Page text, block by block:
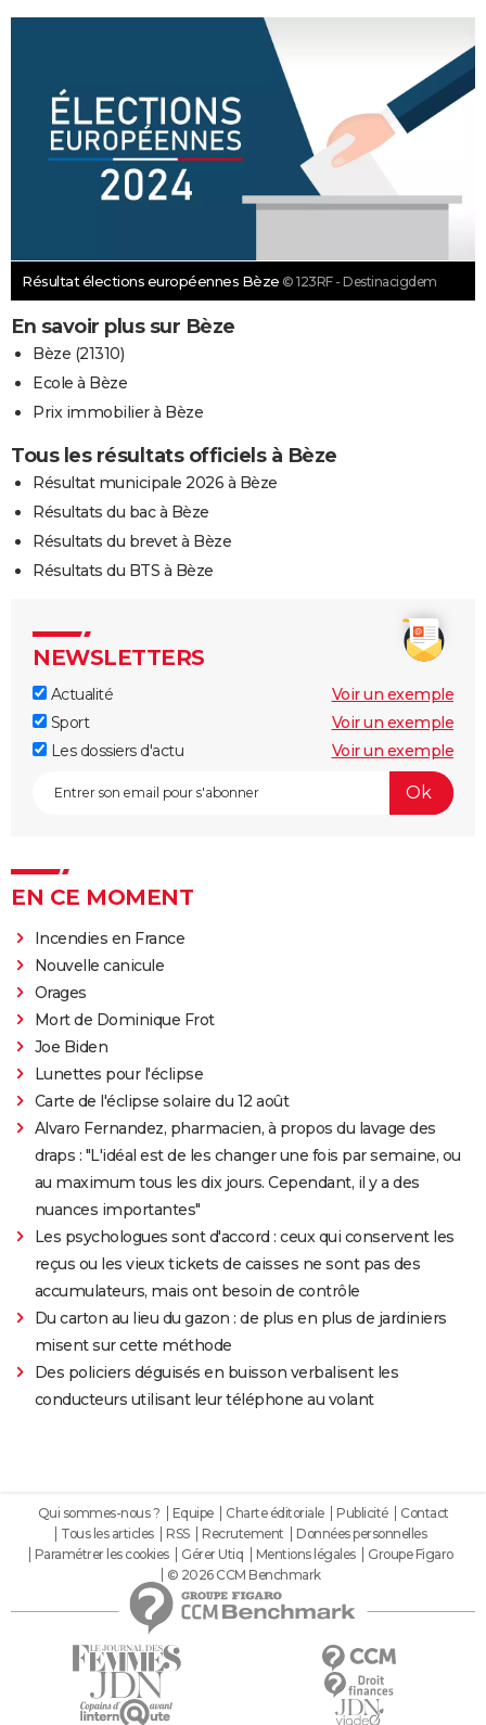
Résultat élections européennes Bèze © 123RF - Destinacigdem
En savoir plus sur Bèze
Bèze (21310)
Ecole à Bèze
Prix immobilier à Bèze
Tous les résultats officiels à Bèze
Résultat municipale 2026 à Bèze
Résultats du bac à Bèze
Résultats du brevet à Bèze
Résultats du BTS à Bèze
NEWSLETTERS
Actualité
Voir un exemple
Sport
Voir un exemple
Les dossiers d'actu
Voir un exemple
EN CE MOMENT
Incendies en France
Nouvelle canicule
Orages
Mort de Dominique Frot
Joe Biden
Lunettes pour l'éclipse
Carte de l'éclipse solaire du 12 août
Alvaro Fernandez, pharmacien, à propos du lavage des
draps : "L'idéal est de les changer une fois par semaine, ou
au maximum tous les dix jours. Cependant, il y a des
nuances importantes"
Les psychologues sont d'accord : ceux qui conservent les
reçus ou les vieux tickets de caisses ne sont pas des
accumulateurs, mais ont besoin de contrôle
Du carton au lieu du gazon : de plus en plus de jardiniers
misent sur cette méthode
Des policiers déguisés en buisson verbalisent les
conducteurs utilisant leur téléphone au volant
Qui sommes-nous ? Equipe Charte éditoriale Publicité
Contact
Tous les articles
RSS Recrutement
Données personnelles
Paramétrer les cookies
Gérer Utiq Mentions légales
Groupe Figaro
© 2026 CCM Benchmark